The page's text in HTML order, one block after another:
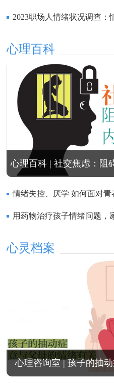
2023职场人情绪状况调查：
心理百科
心理百科 | 社交焦虑：阻
情绪失控、厌学 如何面对青
用药物治疗孩子情绪问题，
心灵档案
心理咨询室 | 孩子的抽